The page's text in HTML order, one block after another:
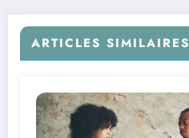
ARTICLES SIMILAIRES